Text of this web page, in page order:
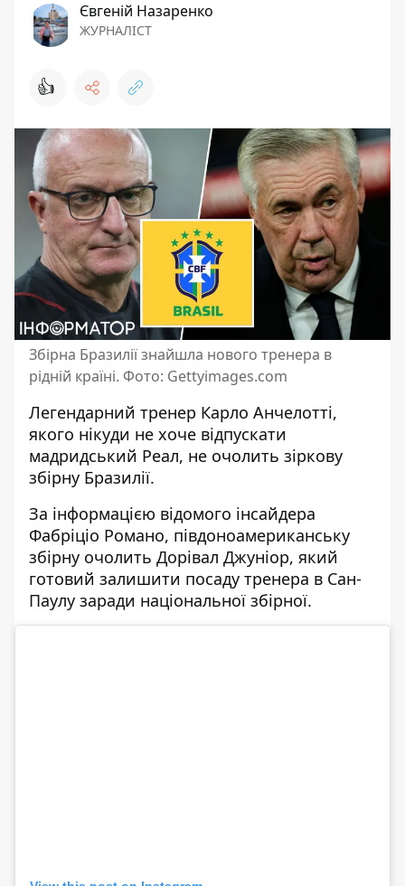
Євгеній Назаренко
ЖУРНАЛІСТ
👍
Збірна Бразилії знайшла нового тренера в
рідній країні. Фото: Gettyimages.соm
Легендарний тренер Карло Анчелотті,
якого нікуди не хоче відпускати
мадридський Реал, не очолить зіркову
збірну Бразилії.
За інформацією відомого інсайдера
Фабріціо Романо, півдоноамериканську
збірну очолить Дорівал Джуніор, який
готовий залишити посаду тренера в Сан-
Паулу заради національної збірної.